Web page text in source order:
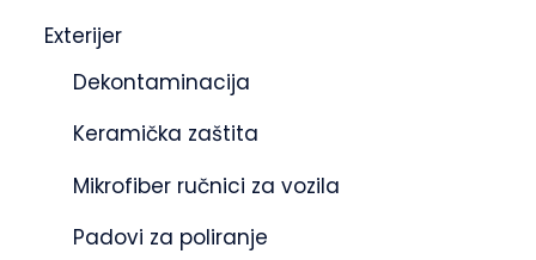
Exterijer
Dekontaminacija
Keramička zaštita
Mikrofiber ručnici za vozila
Padovi za poliranje